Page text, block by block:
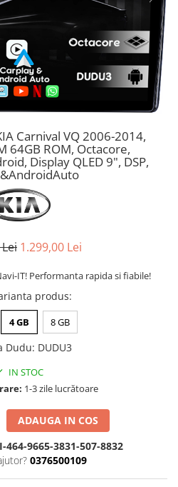
Carnival VQ 2006-2014,
64GB ROM, Octacore,
Display QLED 9", DSP,
1.299,00 Lei
IT! Performanta rapida si fiabile!
produs:
4 GB 8 GB
Dudu: DUDU3
IN STOC
1-3 zile lucrătoare
ADAUGA IN COS
464-9665-3831-507-8832
0376500109